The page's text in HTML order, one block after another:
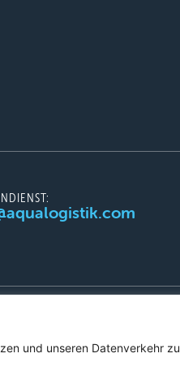
und unseren Datenverkehr zu